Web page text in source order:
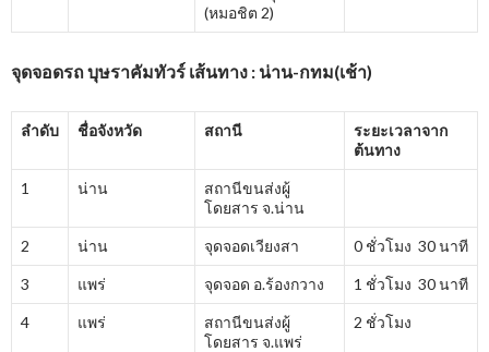
(หมอชิต 2)
จุดจอดรถ บุษราคัมทัวร์ เส้นทาง : น่าน-กทม(เช้า)
ลำดับ ชื่อจังหวัด สถานี
ระยะเวลาจาก
ต้นทาง
1 น่าน
สถานีขนส่งผู้
โดยสาร จ.น่าน
2 น่าน จุดจอดเวียงสา 0 ชั่วโมง 30 นาที
3 แพร่ จุดจอด อ.ร้องกวาง 1 ชั่วโมง 30 นาที
4 แพร่
สถานีขนส่งผู้
โดยสาร จ.แพร่
2 ชั่วโมง